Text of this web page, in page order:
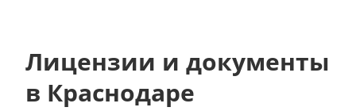
Лицензии и документы
в Краснодаре